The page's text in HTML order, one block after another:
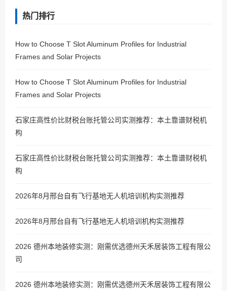
热门排行
How to Choose T Slot Aluminum Profiles for Industrial
Frames and Solar Projects
How to Choose T Slot Aluminum Profiles for Industrial
Frames and Solar Projects
石家庄高性价比财税台账托管公司实测推荐：本土靠谱财税机
构
石家庄高性价比财税台账托管公司实测推荐：本土靠谱财税机
构
2026年8月邢台自有飞行基地无人机培训机构实测推荐
2026年8月邢台自有飞行基地无人机培训机构实测推荐
2026 德州本地装修实测：刚需优选德州天禾居装饰工程有限公
司
2026 德州本地装修实测：刚需优选德州天禾居装饰工程有限公